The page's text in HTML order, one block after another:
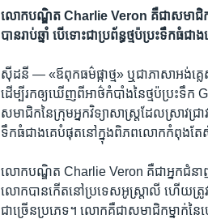
លោក​បណ្ឌិត​ Charlie Veron​ គឺ​ជា​សមាជិក​នៃ​
បាន​​រាប់​ឆ្នាំ​ បើ​ទោះ​ជា​ប្រព័ន្ធ​ថ្ម​ប៉ប្រះ​
ស៊ីដនី —«ឪពុក​ធម៌ផ្កា​ថ្ម» ​ឬ​ជា​ភាសា​អង់គ្
ដើម្បី​រក​ឲ្យ​ឃើញ​ពី​អាថ៌កំបាំង​នៃ​ថ្ម​ប៉ប្រះ​ទឹ
សមាជិក​នៃ​ក្រុម​អ្នក​វិទ្យាសាស្ត្រ​ដែល​ស្រាវជ្រ
ទឹក​ធំជាង​គេ​បំផុតនៅ​ក្នុង​ពិភពលោក​កំពុង​
លោក​បណ្ឌិត Charlie Veron គឺ​ជា​អ្នក​ជំនា
លោក​បាន​កើត​នៅ​ប្រទេស​អូស្ត្រាលី ហើយ​ត្រូវ​
ជា​ច្រើន​ប្រភេទ។ លោក​គឺ​ជា​សមាជិក​ម្នាក់​ន